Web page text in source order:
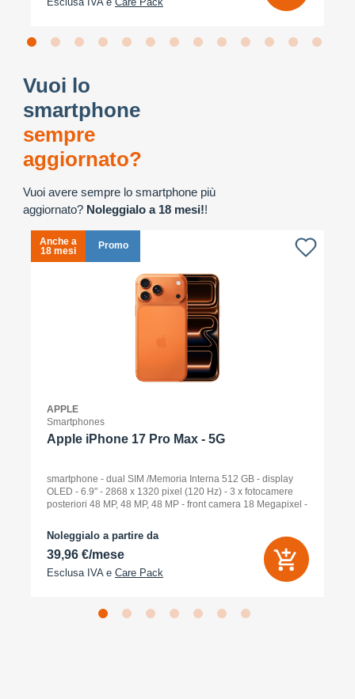
Esclusa IVA e Care Pack
Vuoi lo
smartphone
sempre
aggiornato?
Vuoi avere sempre lo smartphone più
aggiornato? Noleggialo a 18 mesi!!
Anche a
18 mesi
Promo
APPLE
Smartphones
Apple iPhone 17 Pro Max - 5G
smartphone - dual SIM /Memoria Interna 512 GB - display
OLED - 6.9" - 2868 x 1320 pixel (120 Hz) - 3 x fotocamere
posteriori 48 MP, 48 MP, 48 MP - front camera 18 Megapixel -
Noleggialo a partire da
39,96 €/mese
Esclusa IVA e Care Pack